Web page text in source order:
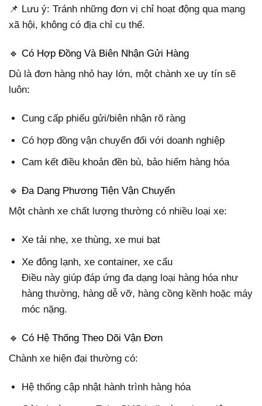
📌 Lưu ý: Tránh những đơn vị chỉ hoạt động qua mạng
xã hội, không có địa chỉ cụ thể.
🔹 Có Hợp Đồng Và Biên Nhận Gửi Hàng
Dù là đơn hàng nhỏ hay lớn, một chành xe uy tín sẽ
luôn:
Cung cấp phiếu gửi/biên nhận rõ ràng
Có hợp đồng vận chuyển đối với doanh nghiệp
Cam kết điều khoản đền bù, bảo hiểm hàng hóa
🔹 Đa Dạng Phương Tiện Vận Chuyển
Một chành xe chất lượng thường có nhiều loại xe:
Xe tải nhẹ, xe thùng, xe mui bạt
Xe đông lạnh, xe container, xe cẩu
Điều này giúp đáp ứng đa dạng loại hàng hóa như
hàng thường, hàng dễ vỡ, hàng cồng kềnh hoặc máy
móc nặng.
🔹 Có Hệ Thống Theo Dõi Vận Đơn
Chành xe hiện đại thường có:
Hệ thống cập nhật hành trình hàng hóa